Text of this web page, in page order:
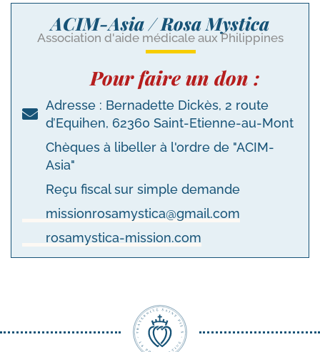
ACIM-Asia / Rosa Mystica
Association d'aide médicale aux Philippines
Pour faire un don :
Adresse : Bernadette Dickès, 2 route
d’Equihen, 62360 Saint-Etienne-au-Mont
Chèques à libeller à l'ordre de "ACIM-
Asia"
Reçu fiscal sur simple demande
missionrosamystica@gmail.com
rosamystica-mission.com